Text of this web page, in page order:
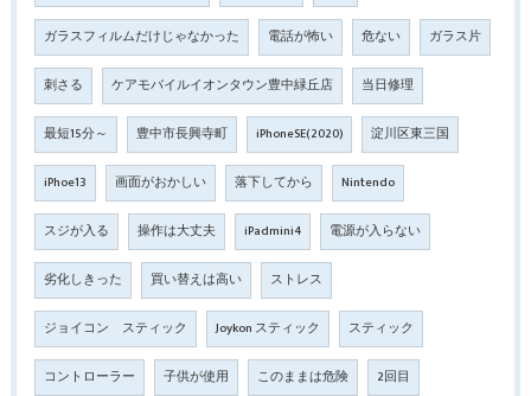
ガラスフィルムだけじゃなかった 電話が怖い 危ない ガラス片
刺さる ケアモバイルイオンタウン豊中緑丘店 当日修理
最短15分～ 豊中市長興寺町 iPhoneSE(2020) 淀川区東三国
iPhoe13 画面がおかしい 落下してから Nintendo
スジが入る 操作は大丈夫 iPadmini4 電源が入らない
劣化しきった 買い替えは高い ストレス
ジョイコン スティック Joykon スティック スティック
コントローラー 子供が使用 このままは危険 2回目